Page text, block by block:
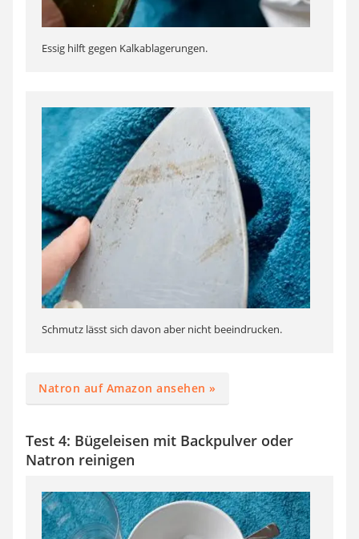
Essig hilft gegen Kalkablagerungen.
Schmutz lässt sich davon aber nicht beeindrucken.
Natron auf Amazon ansehen »
Test 4: Bügeleisen mit Backpulver oder
Natron reinigen